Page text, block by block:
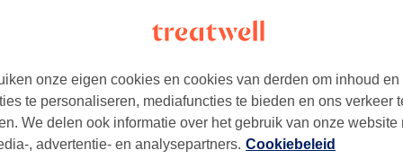
€85
onze eigen cookies en cookies van derden om inhoud en
te personaliseren, mediafuncties te bieden en ons verkeer
We delen ook informatie over het gebruik van onze website
, advertentie- en analysepartners. Cookiebeleid